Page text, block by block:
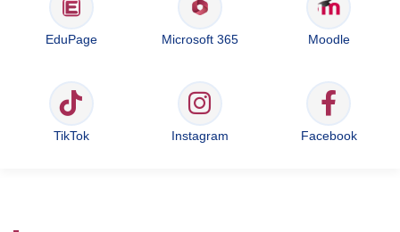
EduPage Microsoft 365 Moodle
TikTok Instagram Facebook